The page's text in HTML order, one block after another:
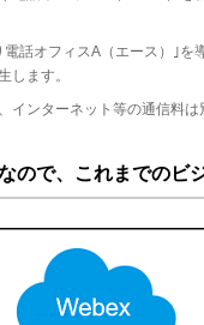
話オフィスA（エース）｣
します。
インターネット等の通信料
ので、これまでのビ